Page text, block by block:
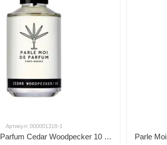
Артикул: 000001318-1
Parle Moi de Parfum Cedar Woodpecker 10 edp, Франция